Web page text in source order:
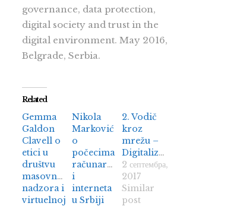
governance, data protection,
digital society and trust in the
digital environment. May 2016,
Belgrade, Serbia.
Related
Gemma
Galdon
Clavell o
etici u
društvu
masovnog
nadzora i
virtuelnoj
Nikola
Marković
o
počecima
računarstva
i
interneta
u Srbiji
2. Vodič
kroz
mrežu –
Digitalizacija
2 септембра,
2017
Similar
post